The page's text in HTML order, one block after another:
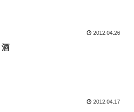
2012.04.26
酒
2012.04.17